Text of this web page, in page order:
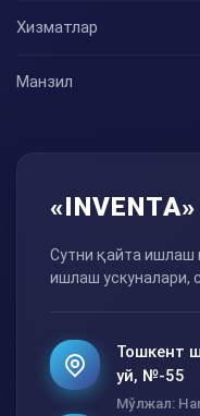
Хизматлар
Манзил
«INVENTA»
Сутни қайта ишлаш
ишлаш ускуналари,
Тошкент
уй, №-55
Мўлжал: